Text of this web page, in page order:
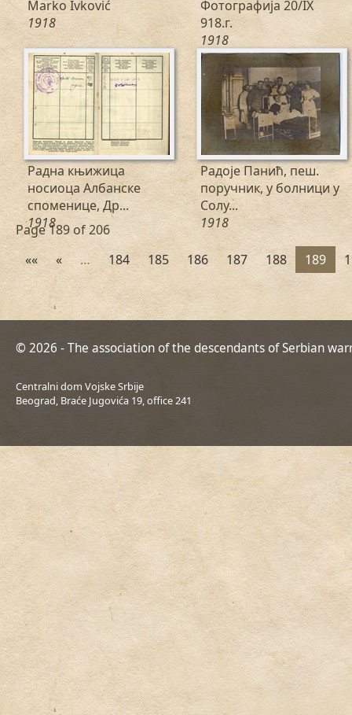
Marko Ivković
1918
Фотографија 20/IX
918.г.
1918
Радна књижица
носиоца Албанске
споменице, Др...
1918
Радоје Панић, пеш.
поручник, у болници у
Солу...
1918
Page 189 of 206
««
« … 184 185 186 187 188 189
© 2026 - The association of the descendants of Serbian
Centralni dom Vojske Srbije
Beograd, Braće Jugovića 19, office 241